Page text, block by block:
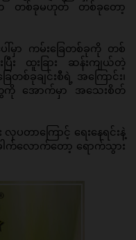
က တစ်ခုမဟုတ် တစ်ခုတော့
ေါ်မှာ ကမ်းခြေတစ်ခုကို တစ်
ပြီး ထူးခြား ဆန်းကျယ်တဲ့
ေတစ်ခုချင်းစီရဲ့ အကြောင်း၊
ေကို အောက်မှာ အသေးစိတ်
ပတာကြောင့် ရေးနေရင်းနဲ့
ါက်လောက်တော့ ရောက်သွား